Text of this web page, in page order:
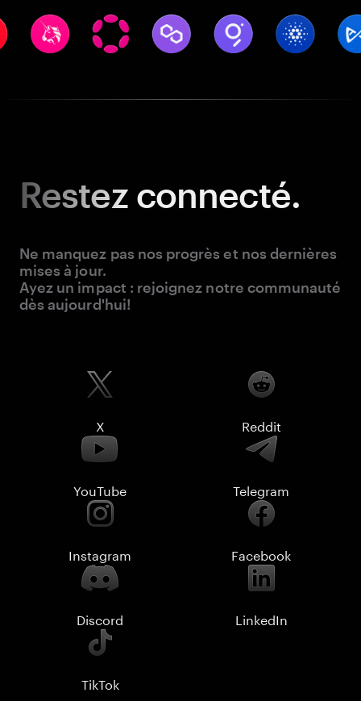
Restezconnecté.
Ne manquez pas nos progrès et nos dernières
mises à jour.
Ayez un impact : rejoignez notre communauté
dès aujourd'hui!
X Reddit
YouTube Telegram
Instagram Facebook
Discord LinkedIn
TikTok